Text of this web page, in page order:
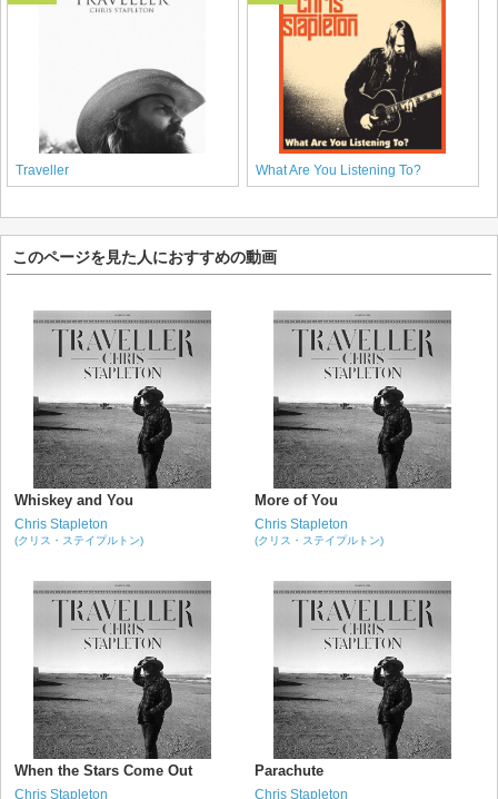
Traveller What Are You Listening To?
このページを見た人におすすめの動画
Whiskey and You
Chris Stapleton
(クリス・ステイプルトン)
More of You
Chris Stapleton
(クリス・ステイプルトン)
When the Stars Come Out
Chris Stapleton
Parachute
Chris Stapleton